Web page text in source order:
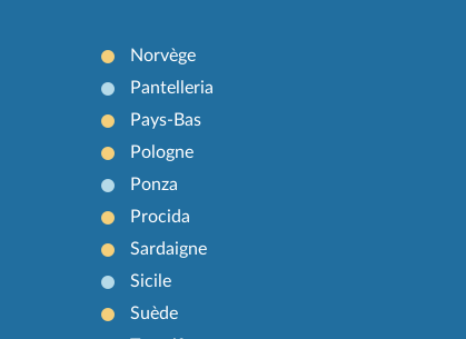
Norvège
Pantelleria
Pays-Bas
Pologne
Ponza
Procida
Sardaigne
Sicile
Suède